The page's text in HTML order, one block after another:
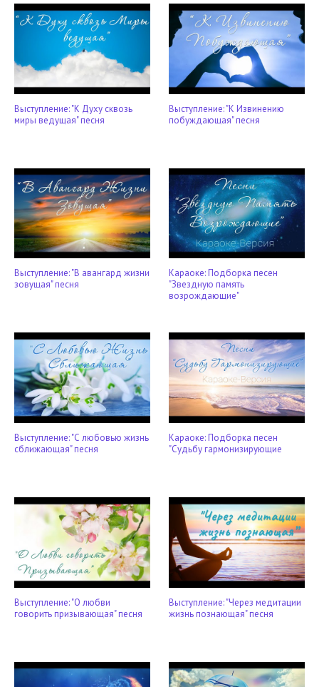
Выступление: "К Духу сквозь
миры ведущая" песня
Выступление: "К Извинению
побуждающая" песня
Выступление: "В авангард жизни
зовущая" песня
Караоке: Подборка песен
"Звездную память
возрождающие"
Выступление: "С любовью жизнь
сближающая" песня
Караоке: Подборка песен
"Судьбу гармонизирующие
Выступление: "О любви
говорить призывающая" песня
Выступление: "Через медитации
жизнь познающая" песня